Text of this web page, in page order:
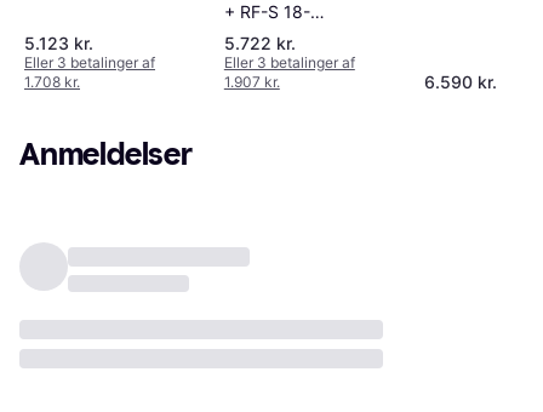
STM
5.123 kr.
Eller 3 betalinger af
1.708 kr.
+ RF-S 18-
45mm F4.5-6.3
IS STM Black
5.722 kr.
Eller 3 betalinger af
1.907 kr.
6.590 kr.
Anmeldelser